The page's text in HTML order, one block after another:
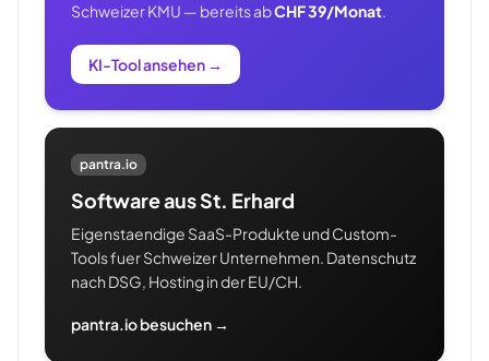
Schweizer KMU — bereits abCHF 39/Monat.
KI-Tool ansehen →
pantra.io
Software aus St. Erhard
Eigenstaendige SaaS-Produkte und Custom-
Tools fuer Schweizer Unternehmen. Datenschutz
nach DSG, Hosting in der EU/CH.
pantra.io besuchen →